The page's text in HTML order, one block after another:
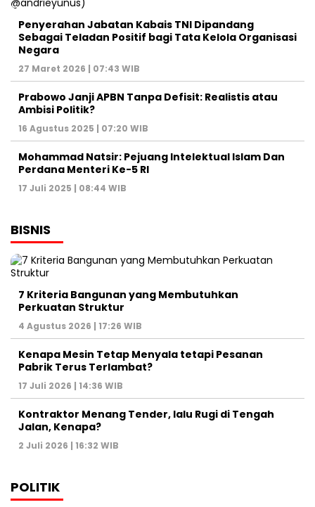
Penyerahan Jabatan Kabais TNI Dipandang
Sebagai Teladan Positif bagi Tata Kelola Organisasi
Negara
27 Maret 2026 | 07:43 WIB
Prabowo Janji APBN Tanpa Defisit: Realistis atau
Ambisi Politik?
16 Agustus 2025 | 07:20 WIB
Mohammad Natsir: Pejuang Intelektual Islam Dan
Perdana Menteri Ke-5 RI
17 Juli 2025 | 08:44 WIB
BISNIS
7 Kriteria Bangunan yang Membutuhkan
Perkuatan Struktur
4 Agustus 2026 | 17:26 WIB
Kenapa Mesin Tetap Menyala tetapi Pesanan
Pabrik Terus Terlambat?
17 Juli 2026 | 14:36 WIB
Kontraktor Menang Tender, lalu Rugi di Tengah
Jalan, Kenapa?
2 Juli 2026 | 16:32 WIB
POLITIK